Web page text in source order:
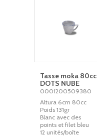
Tasse moka 80cc
DOTS NUBE
0001200509380
Altura 6cm 80cc
Poids 131gr
Blanc avec des
points et filet bleu
12 unités/boîte